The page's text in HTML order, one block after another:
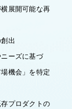
展開可能な再
出
ーズに基づ
機会」を特定
プロダクトの